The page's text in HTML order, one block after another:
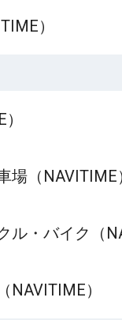
）
場（NAVITIME
ル・バイク（
NAVITIME）